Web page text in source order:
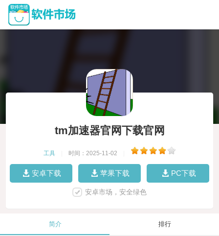
tm加速器官网下载官网
工具 时间：2025-11-02
安卓下载 苹果下载 PC下载
安卓市场，安全绿色
简介 排行